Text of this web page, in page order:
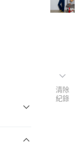
清除
紀錄